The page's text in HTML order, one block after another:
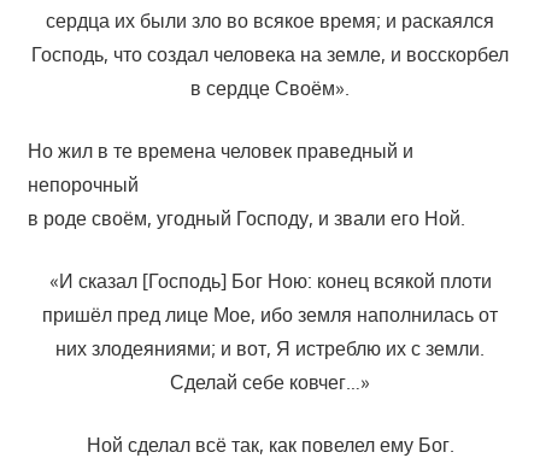
сердца их были зло во всякое время; и раскаялся
Господь, что создал человека на земле, и восскорбел
в сердце Своём».
Но жил в те времена человек праведный и
непорочный
в роде своём, угодный Господу, и звали его Ной.
«И сказал [Господь] Бог Ною: конец всякой плоти
пришёл пред лице Мое, ибо земля наполнилась от
них злодеяниями; и вот, Я истреблю их с земли.
Сделай себе ковчег…»
Ной сделал всё так, как повелел ему Бог.